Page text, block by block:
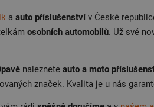
a auto příslušenstvív České
osobních automobilů. Už své
naleznete auto a moto
značek. Kvalita je u nás